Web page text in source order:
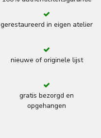
gerestaureerd in eigen atelier
nieuwe of originele lijst
gratis bezorgd en
opgehangen